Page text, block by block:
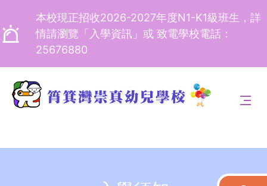
本校現正招收2026-2027年度N1-K1級班生，詳
情請瀏覽「入學資訊」或 致電學校電話：
25676880